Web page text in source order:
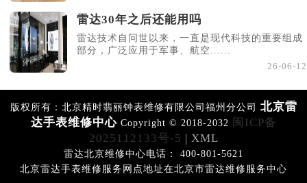
雷达30年之后还能用吗
雷达技术自问世以来，一直是现代科技的重要组成
部分，广泛应用于军事、航空......
26-06-12
版权所有：北京精时翡丽钟表维修有限公司福州分公司 北京雷
达手表维修中心 Copyright © 2018-2032
闽ICP备
2025112133号-5
| XML
雷达北京维修中心电话： 400-801-5621
北京雷达手表维修服务网点地址在北京市雷达维修服务中心